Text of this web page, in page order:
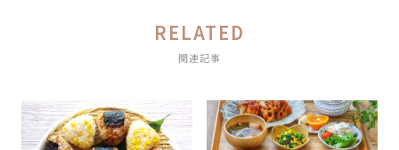
RELATED
関連記事